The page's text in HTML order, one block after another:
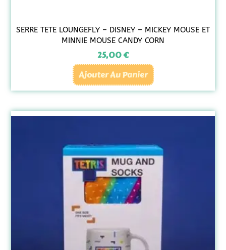
SERRE TETE LOUNGEFLY – DISNEY – MICKEY MOUSE ET
MINNIE MOUSE CANDY CORN
25,00€
Ajouter Au Panier